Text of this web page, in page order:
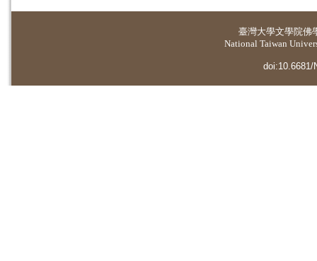
臺灣大學文學院佛
National Taiwan
doi:10.6681/